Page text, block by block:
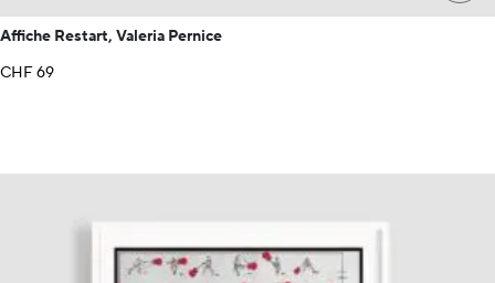
Affiche Restart, Valeria Pernice
CHF69